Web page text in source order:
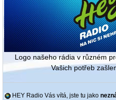
Logo našeho rádia v různém
Vašich potřeb
HEY Radio Vás vítá, jste tu jako